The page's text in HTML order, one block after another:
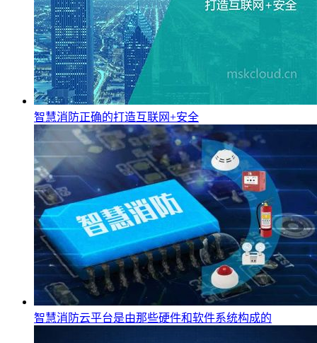
智慧消防正确的打造互联网+安全
智慧消防云平台是由那些硬件和软件系统构成的